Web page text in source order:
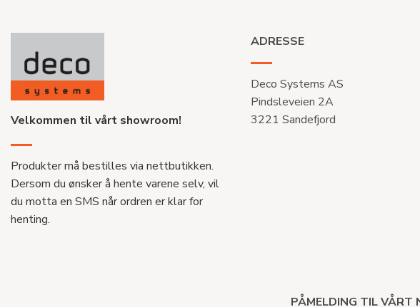
Velkommen til vårt showroom!
Produkter må bestilles via nettbutikken.
Dersom du ønsker å hente varene selv, vil
du motta en SMS når ordren er klar for
henting.
ADRESSE
Deco Systems AS
Pindsleveien 2A
3221 Sandefjord
PÅMELDING TIL VÅRT